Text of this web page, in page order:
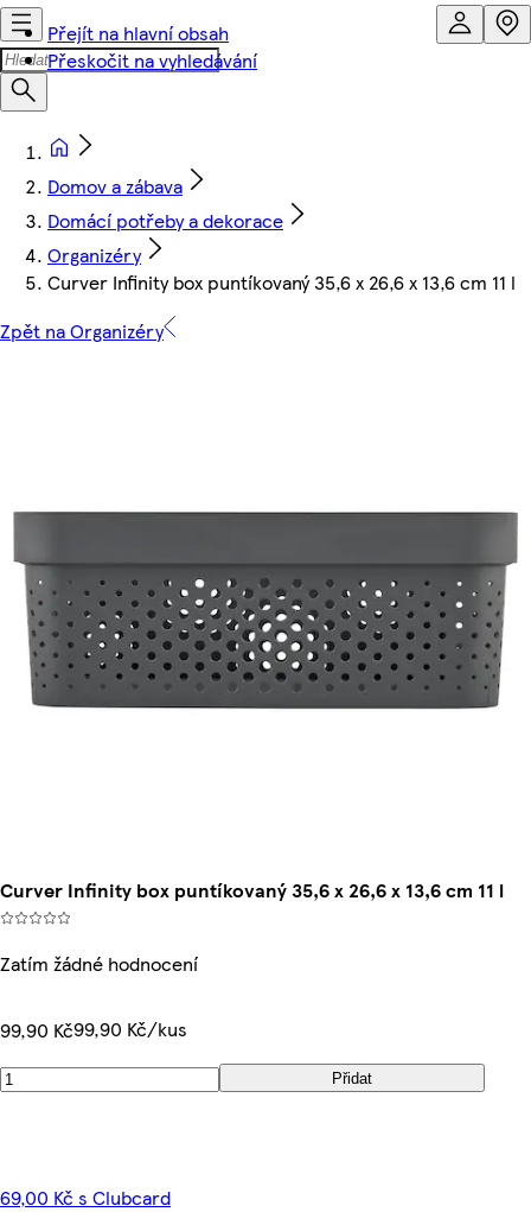
Přejít na hlavní obsah
Přeskočit na vyhledávání
Domov a zábava
Domácí potřeby a dekorace
Organizéry
Curver Infinity box puntíkovaný 35,6 x 26,6 x 13,6 cm 11 l
Zpět na Organizéry
Curver Infinity box puntíkovaný 35,6 x 26,6 x 13,6 cm 11 l
Zatím žádné hodnocení
99,90 Kč99,90 Kč/kus
Přidat
69,00 Kč s Clubcard